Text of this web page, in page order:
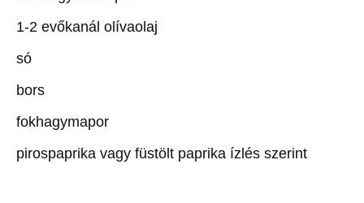
1-2 evőkanál olívaolaj
só
bors
fokhagymapor
pirospaprika vagy füstölt paprika ízlés szerint